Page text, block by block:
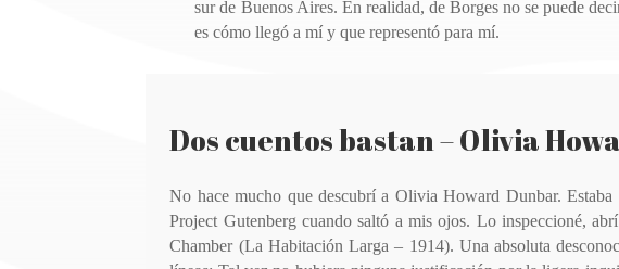
sur de Buenos Aires. En realidad, de Borges no se puede
es cómo llegó a mí y que representó para mí.
Dos cuentos bastan – Olivia
No hace mucho que descubrí a Olivia Howard Dunbar. Estaba
Project Gutenberg cuando saltó a mis ojos. Lo inspeccioné,
Chamber (La Habitación Larga– 1914). Una absoluta